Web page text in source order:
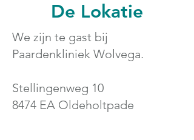
De Lokatie
We zijn te gast bij
Paardenkliniek Wolvega.
Stellingenweg 10
8474 EA Oldeholtpade